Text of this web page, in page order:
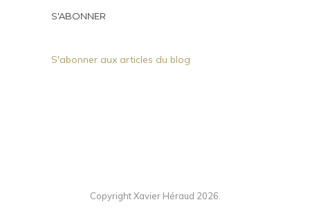
h
e
S'ABONNER
S'abonner aux articles du blog
Copyright Xavier Héraud 2026.